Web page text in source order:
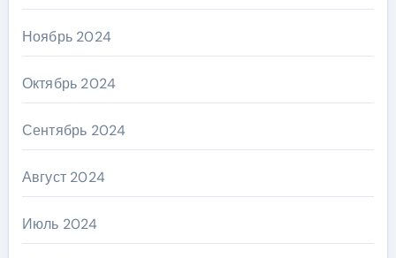
Ноябрь 2024
Октябрь 2024
Сентябрь 2024
Август 2024
Июль 2024